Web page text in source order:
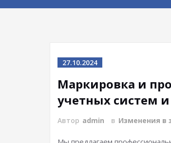
27.10.2024
Маркировка и
учетных систем
Автор admin в Изменения в